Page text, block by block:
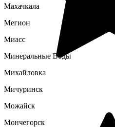
Махачкала
Мегион
Миасс
Минеральные Воды
Михайловка
Мичуринск
Можайск
Мончегорск